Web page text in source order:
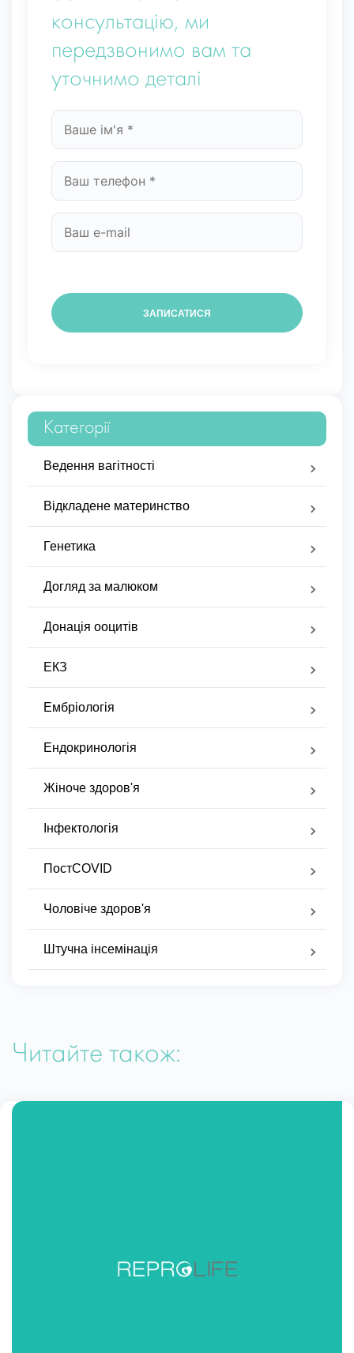
консультацію, ми
передзвонимо вам та
уточнимо деталі
Категорії
Ведення вагітності
Відкладене материнство
Генетика
Догляд за малюком
Донація ооцитів
ЕКЗ
Ембріологія
Ендокринологія
Жіноче здоров'я
Інфектологія
ПостCOVID
Чоловіче здоров'я
Штучна інсемінація
Читайте також: